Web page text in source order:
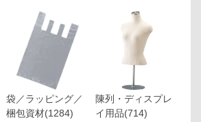
袋／ラッピング／
梱包資材(1284)
陳列・ディスプレ
イ用品(714)